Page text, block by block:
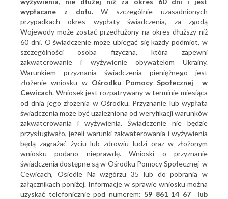
wypłacane z dołu.W szczególnie uzasadnionych
przypadkach okres wypłaty świadczenia, za zgodą
Wojewody może zostać przedłużony na okres dłuższy niż
60 dni. O świadczenie może ubiegać się każdy podmiot, w
szczególności osoba fizyczna, która zapewni
zakwaterowanie i wyżywienie obywatelom Ukrainy.
Warunkiem przyznania świadczenia pieniężnego jest
złożenie wniosku wOśrodku Pomocy Społecznej w
Cewicach. Wniosek jest rozpatrywany w terminie miesiąca
od dnia jego złożenia w Ośrodku. Przyznanie lub wypłata
świadczenia może być uzależniona od weryfikacji warunków
zakwaterowania i wyżywienia. Świadczenie nie będzie
przysługiwało, jeżeli warunki zakwaterowania i wyżywienia
będą zagrażać życiu lub zdrowiu ludzi oraz w złożonym
wniosku podano nieprawdę. Wnioski o przyznanie
świadczenia dostępne są w Ośrodku Pomocy Społecznej w
Cewicach, Osiedle Na wzgórzu 35 lub do pobrania w
załącznikach poniżej. Informacje w sprawie wniosku można
uzyskać telefonicznie pod numerem: 59 861 14 67 lub